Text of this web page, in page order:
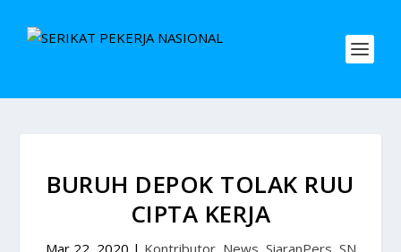
BURUH DEPOK TOLAK RUU
CIPTA KERJA
Mar 22, 2020 | Kontributor, News, SiaranPers, SN